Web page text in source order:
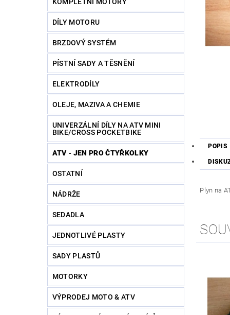
DÍLY MOTORU
BRZDOVÝ SYSTÉM
PÍSTNÍ SADY A TĚSNĚNÍ
ELEKTRODÍLY
OLEJE, MAZIVA A CHEMIE
UNIVERZÁLNÍ DÍLY NA ATV MINI
BIKE/CROSS POCKETBIKE
ATV - JEN PRO ČTYŘKOLKY
OSTATNÍ
NÁDRŽE
SEDADLA
JEDNOTLIVÉ PLASTY
SADY PLASTŮ
MOTORKY
VÝPRODEJ MOTO & ATV
POPIS
Plyn na